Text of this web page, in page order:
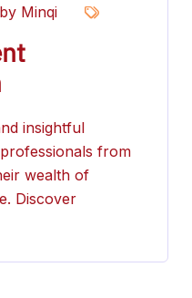
by Minqi
insightful
from
wealth of
Discover